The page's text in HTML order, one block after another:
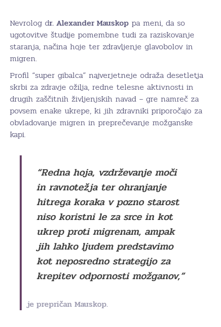
Nevrolog dr. Alexander Mauskop pa meni, da so
ugotovitve študije pomembne tudi za raziskovanje
staranja, načina hoje ter zdravljenje glavobolov in
migren.
Profil “super gibalca” najverjetneje odraža desetletja
skrbi za zdravje ožilja, redne telesne aktivnosti in
drugih zaščitnih življenjskih navad – gre namreč za
povsem enake ukrepe, ki jih zdravniki priporočajo za
obvladovanje migren in preprečevanje možganske
kapi.
“Redna hoja, vzdrževanje moči
in ravnotežja ter ohranjanje
hitrega koraka v pozno starost
niso koristni le za srce in kot
ukrep proti migrenam, ampak
jih lahko ljudem predstavimo
kot neposredno strategijo za
krepitev odpornosti možganov,”
je prepričan Mauskop.